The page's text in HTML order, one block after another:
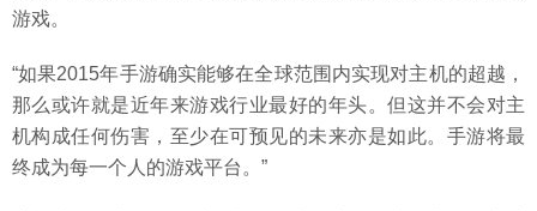
游戏。
“如果2015年手游确实能够在全球范围内实现对主机的超越，
那么或许就是近年来游戏行业最好的年头。但这并不会对主
机构成任何伤害，至少在可预见的未来亦是如此。手游将最
终成为每一个人的游戏平台。”